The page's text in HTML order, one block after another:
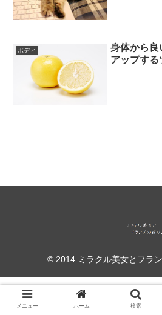
ボディ
身体から良
アップする
© 2014 ミラクル美女とフラ
メニュー ホーム 検索